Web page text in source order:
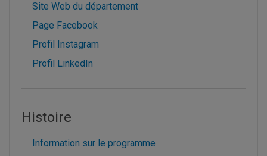
Site Web du département
Page Facebook
Profil Instagram
Profil LinkedIn
Histoire
Information sur le programme